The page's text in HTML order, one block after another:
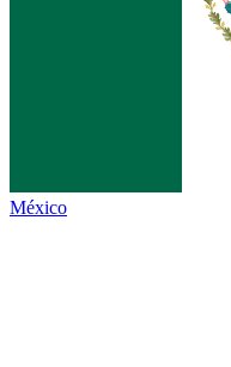
México